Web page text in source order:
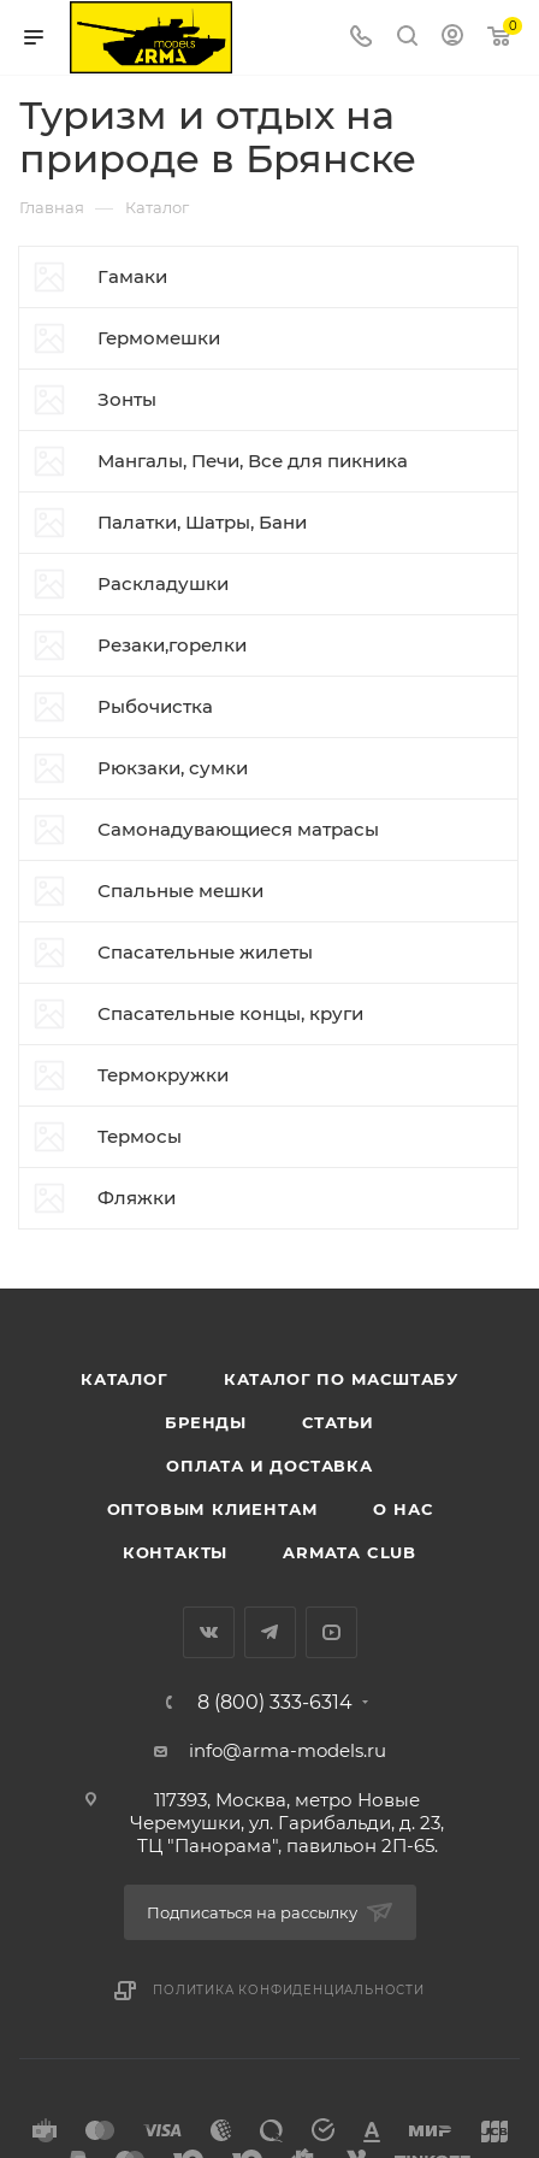
0
Туризм и отдых на
природе в Брянске
Главная — Каталог
Гамаки
Гермомешки
Зонты
Мангалы, Печи, Все для пикника
Палатки, Шатры, Бани
Раскладушки
Резаки,горелки
Рыбочистка
Рюкзаки, сумки
Самонадувающиеся матрасы
Спальные мешки
Спасательные жилеты
Спасательные концы, круги
Термокружки
Термосы
Фляжки
КАТАЛОГ КАТАЛОГ ПО МАСШТАБУ
БРЕНДЫ СТАТЬИ
ОПЛАТА И ДОСТАВКА
ОПТОВЫМ КЛИЕНТАМ О НАС
КОНТАКТЫ ARMATA CLUB
8 (800) 333-6314
info@arma-models.ru
117393, Москва, метро Новые
Черемушки, ул. Гарибальди, д. 23,
ТЦ "Панорама", павильон 2П-65.
Подписаться на рассылку
ПОЛИТИКА КОНФИДЕНЦИАЛЬНОСТИ